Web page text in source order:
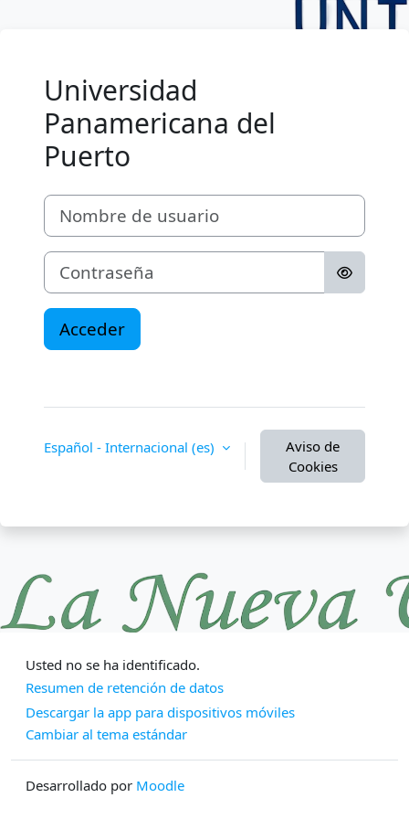
Universidad
Panamericana del
Puerto
Nombre de usuario
Contraseña
Acceder
Español - Internacional ‎(es)‎
Aviso de
Cookies
Usted no se ha identificado.
Resumen de retención de datos
Descargar la app para dispositivos móviles
Cambiar al tema estándar
Desarrollado por Moodle